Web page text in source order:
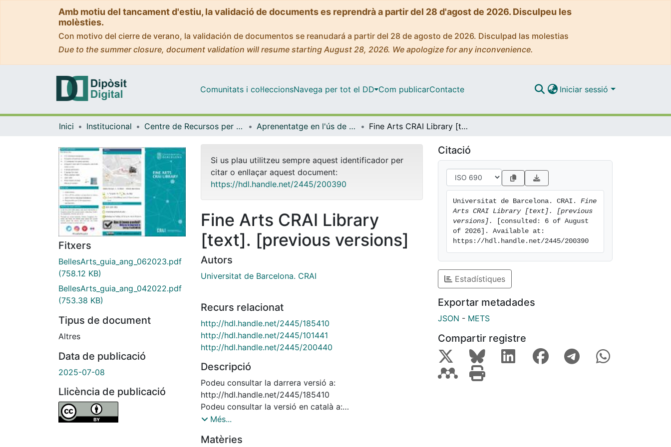
Amb motiu del tancament d'estiu, la validació de documents es reprendrà a partir del 28 d'agost de 2026. Disculpeu les
molèsties.
Con motivo del cierre de verano, la validación de documentos se reanudará a partir del 28 de agosto de 2026. Disculpad las molestias
Due to the summer closure, document validation will resume starting August 28, 2026. We apologize for any inconvenience.
Comunitats i col·leccionsNavega per tot el DD Com publicarContacte Iniciar sessió
Inici Institucional Centre de Recursos per a l'Aprenentatge i la Investigació (CRAI-UB) - Institucional Aprenentatge en l'ús de serveis i recursos d'informació: tutorials i guies (CRAI-UB) Fine Arts CRAI Library [text]. [previous versions]
Fitxers
BellesArts_guia_ang_062023.pdf
(758.12 KB)
BellesArts_guia_ang_042022.pdf
(753.38 KB)
Tipus de document
Altres
Data de publicació
2025-07-08
Llicència de publicació
Si us plau utilitzeu sempre aquest identificador per
citar o enllaçar aquest document:
https://hdl.handle.net/2445/200390
Fine Arts CRAI Library
[text]. [previous versions]
Autors
Universitat de Barcelona. CRAI
Recurs relacionat
http://hdl.handle.net/2445/185410
http://hdl.handle.net/2445/101441
http://hdl.handle.net/2445/200440
Descripció
Podeu consultar la darrera versió a:
http://hdl.handle.net/2445/185410
Podeu consultar la versió en català a:
http://hdl.handle.net/2445/101441
http://hdl.handle.net/2445/200440
Més...
Matèries
Citació
Universitat de Barcelona. CRAI. Fine
Arts CRAI Library [text]. [previous
versions].
[consulted: 6 of August
of 2026]. Available at:
https://hdl.handle.net/2445/200390
Estadístiques
Exportar metadades
JSON - METS
Compartir registre